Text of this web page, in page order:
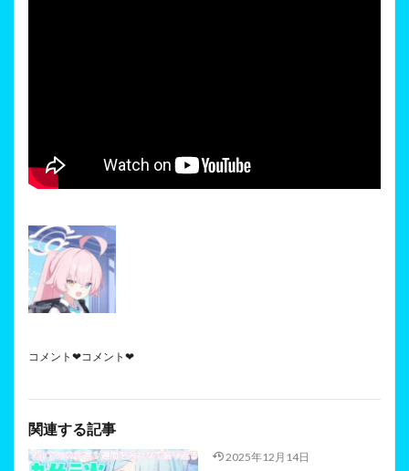
コメント❤コメント❤
関連する記事
2025年12月14日